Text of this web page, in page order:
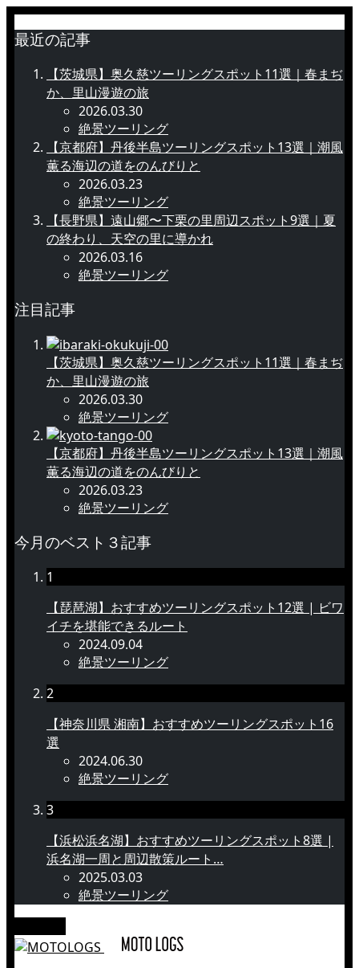
最近の記事
【茨城県】奥久慈ツーリングスポット11選｜春まぢ
か、里山漫遊の旅
2026.03.30
絶景ツーリング
【京都府】丹後半島ツーリングスポット13選｜潮風
薫る海辺の道をのんびりと
2026.03.23
絶景ツーリング
【長野県】遠山郷〜下栗の里周辺スポット9選｜夏
の終わり、天空の里に導かれ
2026.03.16
絶景ツーリング
注目記事
【茨城県】奥久慈ツーリングスポット11選｜春まぢ
か、里山漫遊の旅
2026.03.30
絶景ツーリング
【京都府】丹後半島ツーリングスポット13選｜潮風
薫る海辺の道をのんびりと
2026.03.23
絶景ツーリング
今月のベスト３記事
1
【琵琶湖】おすすめツーリングスポット12選 | ビワ
イチを堪能できるルート
2024.09.04
絶景ツーリング
2
【神奈川県 湘南】おすすめツーリングスポット16
選
2024.06.30
絶景ツーリング
3
【浜松浜名湖】おすすめツーリングスポット8選 |
浜名湖一周と周辺散策ルート…
2025.03.03
絶景ツーリング